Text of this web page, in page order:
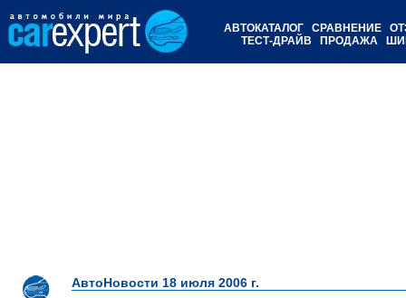
АВТОКАТАЛОГ СРАВНЕНИЕ
ТЕСТ-ДРАЙВ
ПРОДАЖА
АвтоНовости 18 июля 2006 г.